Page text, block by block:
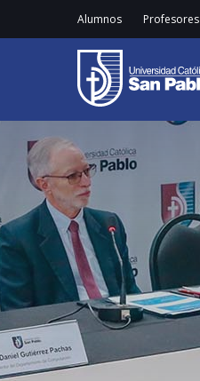
Alumnos Profesores